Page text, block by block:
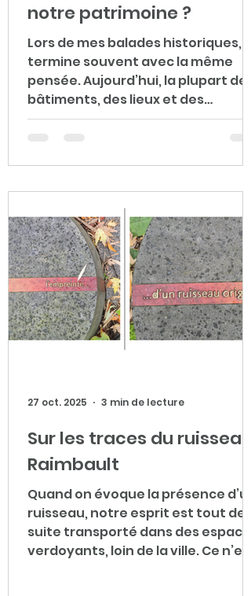
notre patrimoine ?
Lors de mes balades historiques, je
termine souvent avec la même
pensée. Aujourd’hui, la plupart des
bâtiments, des lieux et des
histoires évoqués au fil de nos
faire revivre : en nous y
intéressant, en partageant leurs
récits et en racontant à d’autres
ce que nous avons découvert.
Cette idée s’applique aussi aux
êtres humains que nous avons
aimés : ils cessent véritablement
d’e
Sur les traces du ruisseau
Raimbault
Quand on évoque la présence d’un
ruisseau, notre esprit est tout de
suite transporté dans des espaces
verdoyants, loin de la ville. Ce n’est
27 oct. 2025 3 min de lecture